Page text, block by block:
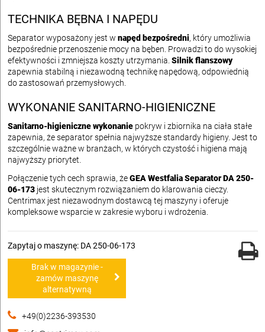
TECHNIKA BĘBNA I NAPĘDU
Separator wyposażony jest w napęd bezpośredni, który umożliwia
bezpośrednie przenoszenie mocy na bęben. Prowadzi to do wysokiej
efektywności i zmniejsza koszty utrzymania. Silnik flanszowy
zapewnia stabilną i niezawodną technikę napędową, odpowiednią
do zastosowań przemysłowych.
WYKONANIE SANITARNO-HIGIENICZNE
Sanitarno-higieniczne wykonanie pokryw i zbiornika na ciała stałe
zapewnia, że separator spełnia najwyższe standardy higieny. Jest to
szczególnie ważne w branżach, w których czystość i higiena mają
najwyższy priorytet.
Połączenie tych cech sprawia, żeGEA Westfalia Separator DA 250-
06-173 jest skutecznym rozwiązaniem do klarowania cieczy.
Centrimax jest niezawodnym dostawcą tej maszyny i oferuje
kompleksowe wsparcie w zakresie wyboru i wdrożenia.
Zapytaj o maszynę: DA 250-06-173
Brak w magazynie -
zamów maszynę
alternatywną
+49(0)2236-393530